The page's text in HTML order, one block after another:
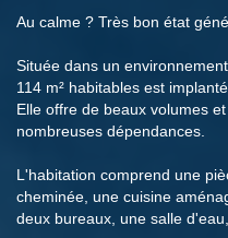
Au calme ? Très bon état
Située dans un
114 m² habitables est
Elle offre de beaux volumes
nombreuses dépendances.
L'habitation comprend une
cheminée, une cuisine
deux bureaux, une salle